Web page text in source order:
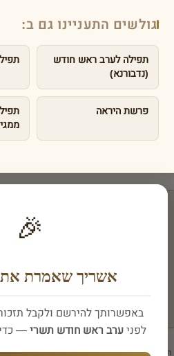
גולשים התעניינו גם ב:
תפילה לערב ראש חודש
(נדבורנא)
פרשת היראה
🎉
אשריך שאמרת
באפשרותך להירשם ולקבל
לפניערב ראש חודש תשרי—
תגיות: ערב ראש השנה ראש השנה